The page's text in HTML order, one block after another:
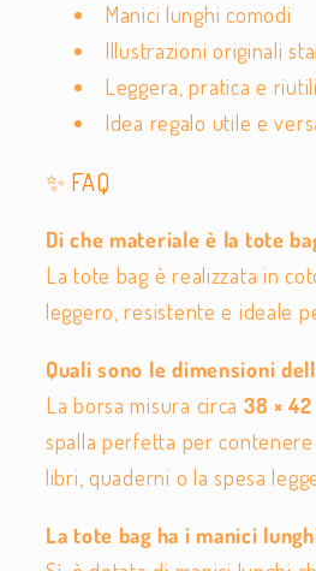
Manici lunghi comodi
Illustrazioni originali
Leggera, pratica e
Idea regalo utile e
✨ FAQ
Di che materiale è la tote
La tote bag è realizzata in
leggero, resistente e ideale
Quali sono le dimensioni
La borsa misura circa 38 ×
spalla perfetta per contenere
libri, quaderni o la spesa
La tote bag ha i manici